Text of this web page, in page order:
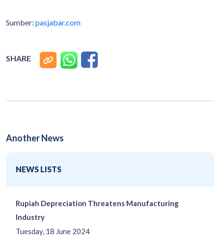
Sumber: pasjabar.com
SHARE
Another News
NEWS LISTS
Tuesday, 18 June 2024
Rupiah Depreciation Threatens Manufacturing
Industry